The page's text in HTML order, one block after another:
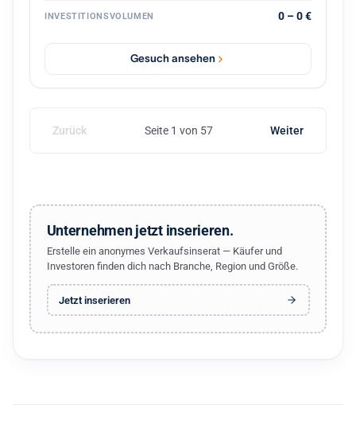
INVESTITIONSVOLUMEN 0 – 0 €
Gesuch ansehen
Zurück Seite 1 von 57 Weiter
Unternehmen jetzt inserieren.
Erstelle ein anonymes Verkaufsinserat — Käufer und
Investoren finden dich nach Branche, Region und Größe.
Jetzt inserieren